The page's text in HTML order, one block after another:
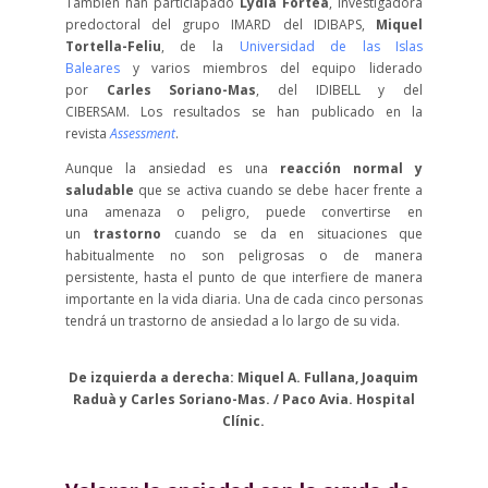
predoctoral del grupo IMARD del IDIBAPS, Miquel
Tortella-Feliu, de la Universidad de las Islas
Balearesy varios miembros del equipo liderado
por Carles Soriano-Mas, del IDIBELL y del
CIBERSAM. Los resultados se han publicado en la
revistaAssessment.
Aunque la ansiedad es una reacción normal y
saludable que se activa cuando se debe hacer frente a
una amenaza o peligro, puede convertirse en
un trastorno cuando se da en situaciones que
habitualmente no son peligrosas o de manera
persistente, hasta el punto de que interfiere de manera
importante en la vida diaria. Una de cada cinco personas
tendrá un trastorno de ansiedad a lo largo de su vida.
De izquierda a derecha: Miquel A. Fullana, Joaquim
Raduà y Carles Soriano-Mas. / Paco Avia. Hospital
Clínic.